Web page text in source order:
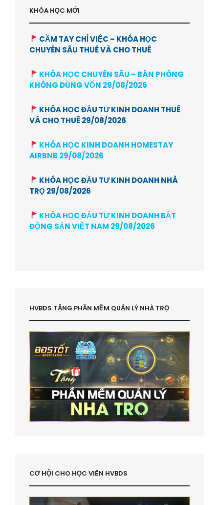
KHÓA HỌC MỚI
CẦM TAY CHỈ VIỆC – KHÓA HỌC
CHUYÊN SÂU THUÊ VÀ CHO THUÊ
KHÓA HỌC CHUYÊN SÂU – BÁN PHÒNG
KHÔNG DÙNG VỐN 29/08/2026
KHÓA HỌC ĐẦU TƯ KINH DOANH THUÊ
VÀ CHO THUÊ 29/08/2026
KHÓA HỌC KINH DOANH HOMESTAY
AIRBNB 29/08/2026
KHÓA HỌC ĐẦU TƯ KINH DOANH NHÀ
TRỌ 29/08/2026
KHÓA HỌC ĐẦU TƯ KINH DOANH BẤT
ĐỘNG SẢN VIỆT NAM 29/08/2026
HVBDS TẶNG PHẦN MỀM QUẢN LÝ NHÀ TRỌ
CƠ HỘI CHO HỌC VIÊN HVBDS